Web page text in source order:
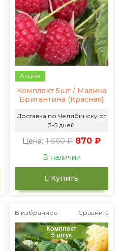
Акция
Комплект 5шт / Малина
Бригантина (Красная)
Доставка по Челябинску от
3-5 дней
Цена: 1 560 ₽ 870 ₽
В наличии
Купить
В избранное Сравнить